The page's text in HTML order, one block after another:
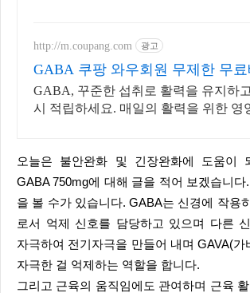
http://m.coupang.com 광고
GABA 쿠팡 와우회원 무제한 무료
GABA, 꾸준한 섭취로 활력을 유지하
시 적립하세요. 매일의 활력을 위한 영
오늘은 불안완화 및 긴장완화에 도움이 되는 Now Foods
GABA 750mg에 대해 글을 적어 보겠습니다
을 볼 수가 있습니다. GABA는 신경에 작용
로서 억제 신호를 담당하고 있으며 다른
자극하여 전기자극을 만들어 내며 GAVA(가
자극한 걸 억제하는 역할을 합니다.
그리고 근육의 움직임에도 관여하며 근육